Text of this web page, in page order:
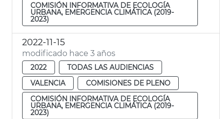
COMISIÓN INFORMATIVA DE ECOLOGÍA
URBANA, EMERGENCIA CLIMÁTICA (2019-
2023)
2022-11-15
modificado hace 3 años
2022
TODAS LAS AUDIENCIAS
VALENCIA
COMISIONES DE PLENO
COMISIÓN INFORMATIVA DE ECOLOGÍA
URBANA, EMERGENCIA CLIMÁTICA (2019-
2023)